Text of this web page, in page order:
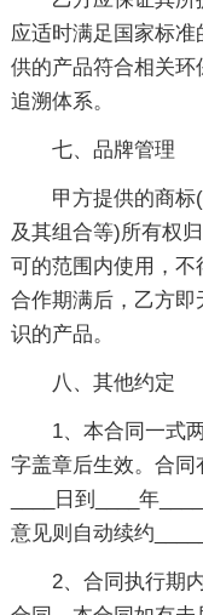
应适时满足国家标
供的产品符合相关
追溯体系。
七、品牌管理
甲方提供的商
及其组合等)所有权
可的范围内使用，
合作期满后，乙方
识的产品。
八、其他约定
1、本合同一式
字盖章后生效。合同
____日到____年
意见则自动续约
2、合同执行期